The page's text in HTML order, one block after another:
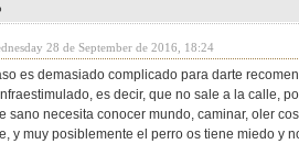
28 de September de 2016, 18:24
es demasiado complicado para darte
es decir, que no sale a la calle,
sano necesita conocer mundo, caminar, oler
y muy posiblemente el perro os tiene miedo y